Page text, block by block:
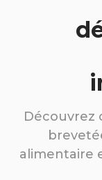
alimentaire